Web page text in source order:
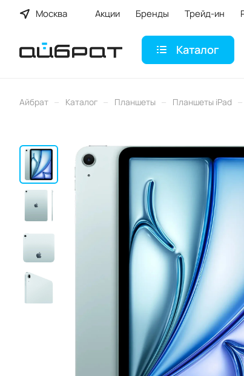
Москва Акции Бренды Трейд-ин
Каталог
Айбрат – Каталог – Планшеты – Планшеты iPad –